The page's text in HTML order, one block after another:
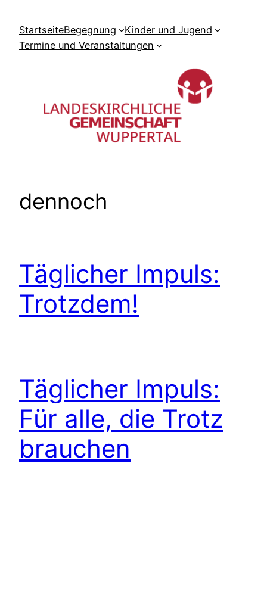
Inhalt
springen
StartseiteBegegnung
Kinder und Jugend
Termine und Veranstaltungen
dennoch
Täglicher Impuls:
Trotzdem!
Täglicher Impuls:
Für alle, die Trotz
brauchen